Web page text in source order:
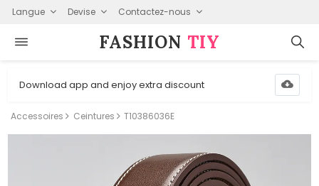
Langue Devise Contactez-nous
FASHION⁠ TIY
Download app and enjoy extra discount
Accessoires Ceintures T10386036E